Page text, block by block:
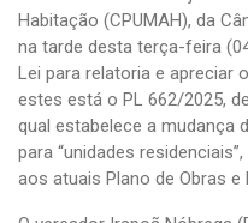
Habitação (CPUMAH), da
na tarde desta terça-feira
Lei para relatoria e apreciar
estes está o PL 662/2025,
qual estabelece a mudança
para “unidades
aos atuais Plano de Obras e